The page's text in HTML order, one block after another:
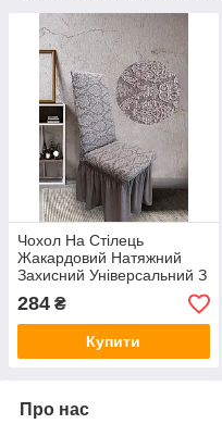
Чохол На Стілець
Жакардовий Натяжний
Захисний Універсальний З
Спідницею Оборкою
Venera какао Туреччина
284 ₴
Купити
Про нас